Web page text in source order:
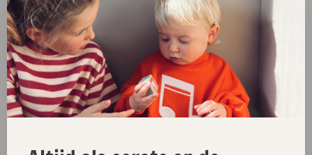
Toon 1 - 4 van 4
New